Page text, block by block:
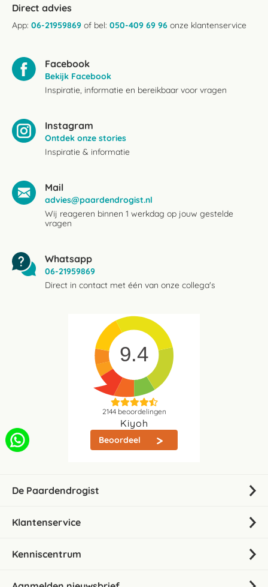
Direct advies
App: 06-21959869 of bel: 050-409 69 96 onze klantenservice
Facebook
Bekijk Facebook
Inspiratie, informatie en bereikbaar voor vragen
Instagram
Ontdek onze stories
Inspiratie & informatie
Mail
advies@paardendrogist.nl
Wij reageren binnen 1 werkdag op jouw gestelde
vragen
Whatsapp
06-21959869
Direct in contact met één van onze collega's
9.4
2144beoordelingen
Kiyoh
Beoordeel
De Paardendrogist
Klantenservice
Kenniscentrum